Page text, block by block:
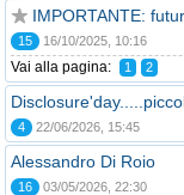
IMPORTANTE:
15 16/10/2025, 10:16
Vai alla pagina: 1 2
4 22/06/2026, 15:45
Alessandro Di Roio
16 03/05/2026, 22:30